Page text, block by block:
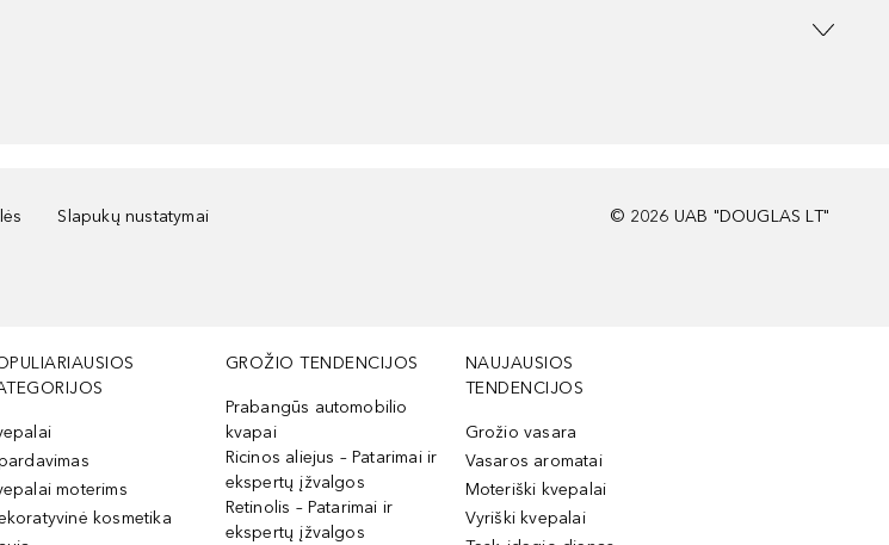
Slapukų nustatymai © 2026 UAB "DOUGLAS LT"
moterims
kosmetika
GROŽIO TENDENCIJOS
Prabangūs automobilio
kvapai
Ricinos aliejus – Patarimai ir
ekspertų įžvalgos
Retinolis – Patarimai ir
ekspertų įžvalgos
NAUJAUSIOS
TENDENCIJOS
Grožio vasara
Vasaros aromatai
Moteriški kvepalai
Vyriški kvepalai